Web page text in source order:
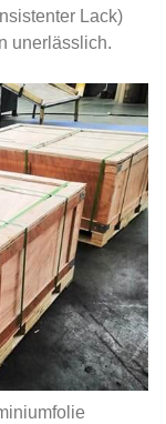
Lack)
unerlässlich.